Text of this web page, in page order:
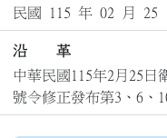
民國 115 年 02 月 25
沿 革
中華民國115年2月25日
號令修正發布第3、6、